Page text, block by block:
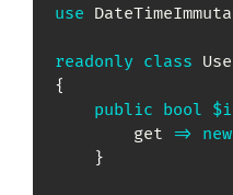
use
readonly class
{
public bool
        get
=> new
}